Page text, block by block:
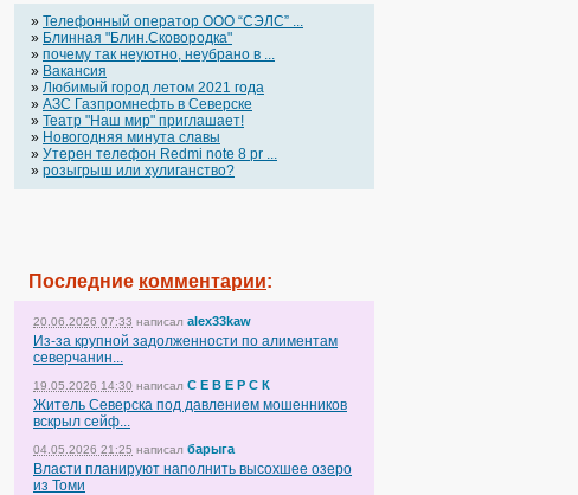
» Телефонный оператор OOO “СЭЛС” ...
» Блинная "Блин.Сковородка"
» почему так неуютно, неубрано в ...
» Вакансия
» Любимый город летом 2021 года
» АЗС Газпромнефть в Северске
» Театр "Наш мир" приглашает!
» Новогодняя минута славы
» Утерен телефон Redmi note 8 pr ...
» розыгрыш или хулиганство?
Последние комментарии:
20.06.2026 07:33 написал alex33kaw
Из-за крупной задолженности по алиментам
северчанин...
19.05.2026 14:30 написал С Е В Е Р С К
Житель Северска под давлением мошенников
вскрыл сейф...
04.05.2026 21:25 написал барыга
Власти планируют наполнить высохшее озеро
из Томи